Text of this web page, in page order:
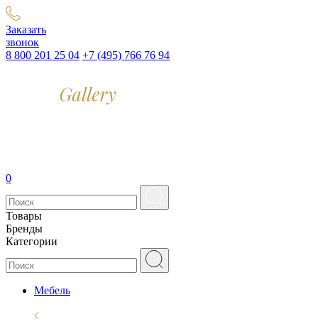
Заказать
звонок
8 800 201 25 04 +7 (495) 766 76 94
0
Товары
Бренды
Категории
Мебель